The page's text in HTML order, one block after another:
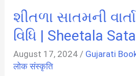
Bahula
Chaturthi
In
Gujarati
શીતળા સાતમની
વિધિ | Sheetala
August 17, 2024/ Gujarati
लोक संस्कृति